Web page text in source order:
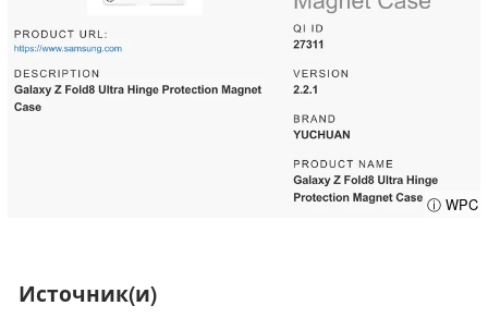
ⓘ WPC
Источник(и)